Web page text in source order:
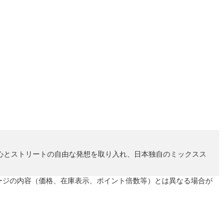
ストリートの自由な発想を取り入れ、日本独自のミックスス
の内容（価格、在庫表示、ポイント倍数等）とは異なる場合が